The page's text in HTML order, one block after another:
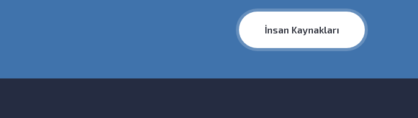
İnsan Kaynakları